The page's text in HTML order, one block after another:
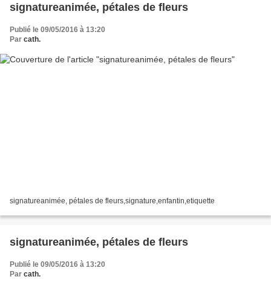
signatureanimée, pétales de fleurs
Publié le 09/05/2016 à 13:20
Par cath.
signatureanimée, pétales de fleurs,signature,enfantin,etiquette
signatureanimée, pétales de fleurs
Publié le 09/05/2016 à 13:20
Par cath.